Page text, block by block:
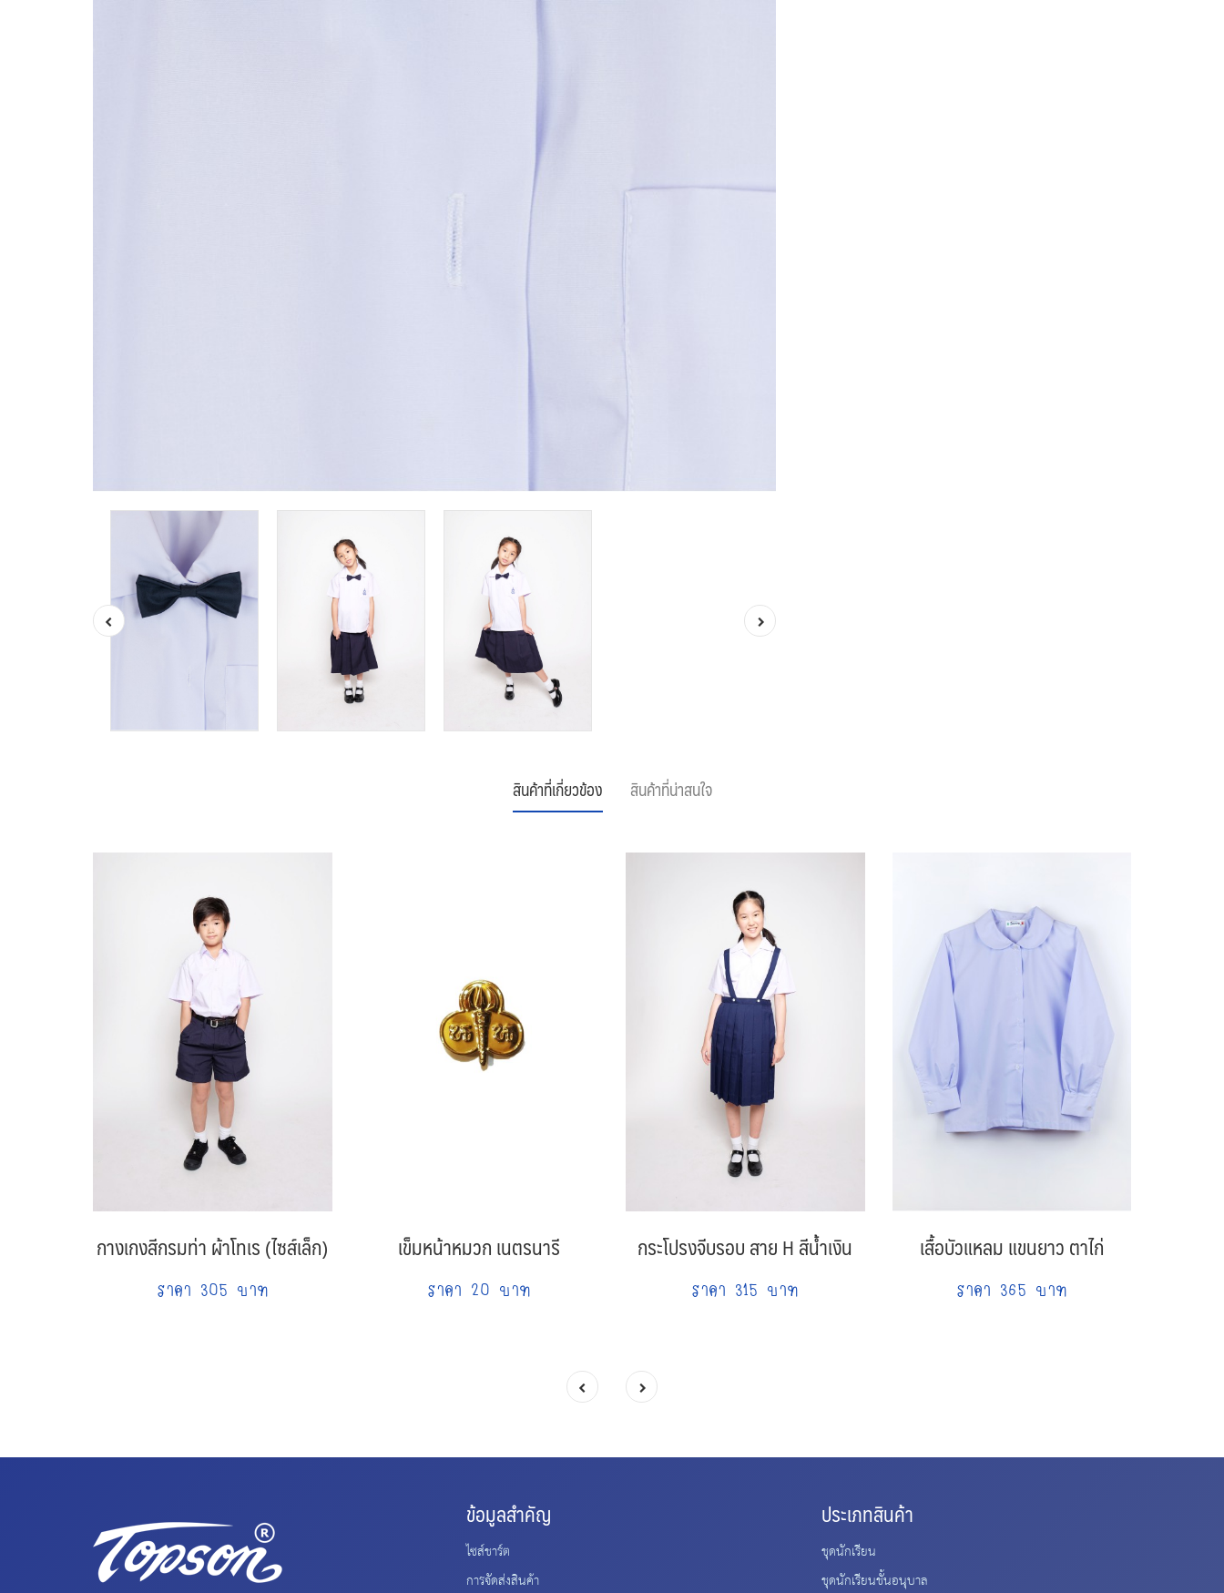
สินค้าที่เกี่ยวข้อง สินค้าที่น่าสนใจ
กางเกงสีกรมท่า ผ้าโทเร (ไซส์เล็ก)
ราคา 305 บาท
เข็มหน้าหมวก เนตรนารี
ราคา 20 บาท
กระโปรงจีบรอบ สาย H สีน้ำเงิน
ราคา 315 บาท
เสื้อบัวแหลม แขนยาว ตาไก่
ราคา 365 บาท
ข้อมูลสำคัญ
ไซส์ชาร์ต
การจัดส่งสินค้า
ประเภทสินค้า
ชุดนักเรียน
ชุดนักเรียนชั้นอนุบาล